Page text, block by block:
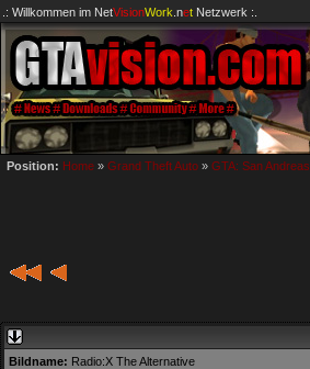
.: Willkommen im NetVisionWork .netNetzwerk :.
Position: Home » Grand Theft Auto » GTA: San Andreas
Bildname: Radio:X The Alternative